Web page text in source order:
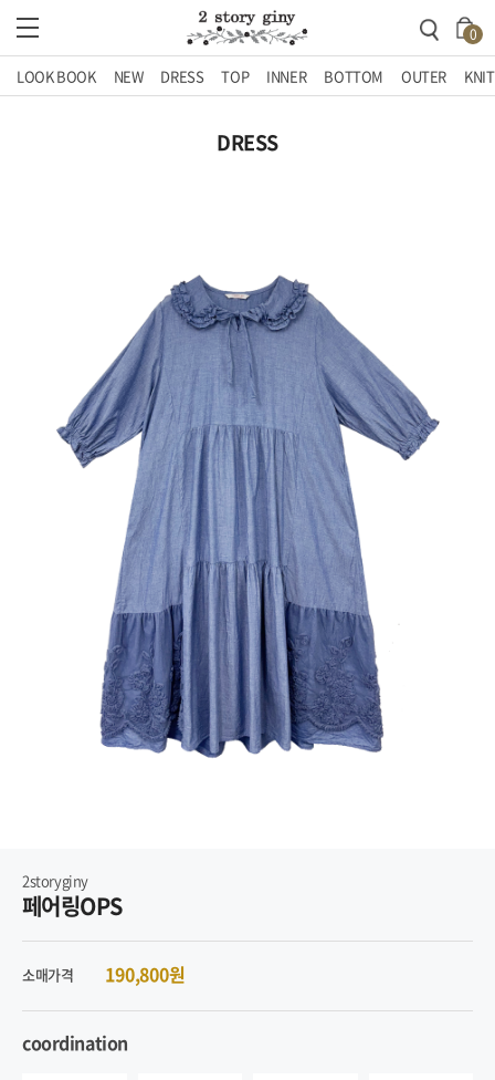
0
LOOK BOOK NEW DRESS TOP INNER BOTTOM OUTER KNIT
DRESS
2storyginy
페어링OPS
소매가격 190,800원
coordination